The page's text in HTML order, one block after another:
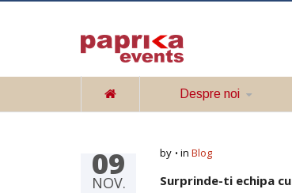
Despre noi
09
NOV.
by in Blog
Surprinde-ti echipa